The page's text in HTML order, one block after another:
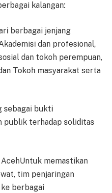
kalangan:
berbagai jenjang
dan profesional,
dan tokoh perempuan,
Tokoh masyarakat serta
sebagai bukti
publik terhadap soliditas
memastikan
tim penjaringan
berbagai